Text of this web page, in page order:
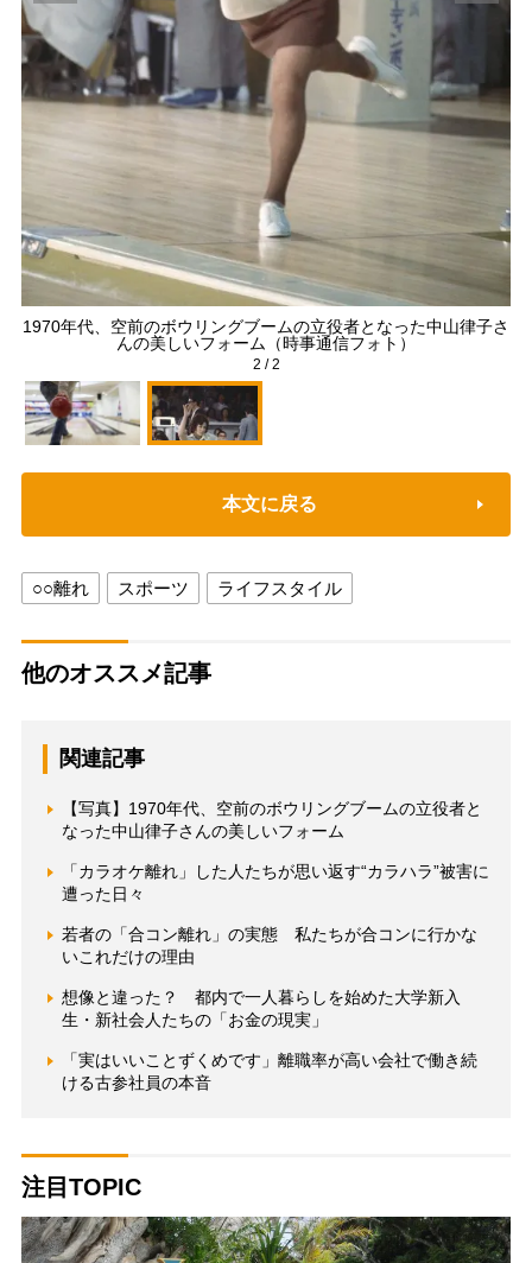
1970年代、空前のボウリングブームの立役者となった中山律子さ
んの美しいフォーム（時事通信フォト）
2 /2
本文に戻る
○○離れ スポーツ ライフスタイル
他のオススメ記事
関連記事
【写真】1970年代、空前のボウリングブームの立役者と
なった中山律子さんの美しいフォーム
「カラオケ離れ」した人たちが思い返す“カラハラ”被害に
遭った日々
若者の「合コン離れ」の実態 私たちが合コンに行かな
いこれだけの理由
想像と違った？ 都内で一人暮らしを始めた大学新入
生・新社会人たちの「お金の現実」
「実はいいことずくめです」離職率が高い会社で働き続
ける古参社員の本音
注目TOPIC